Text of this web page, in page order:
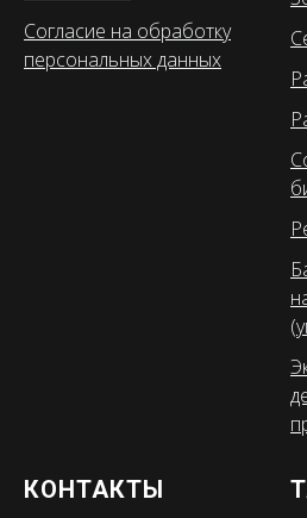
Согласие на обработку
персональных данных
КОНТАКТЫ